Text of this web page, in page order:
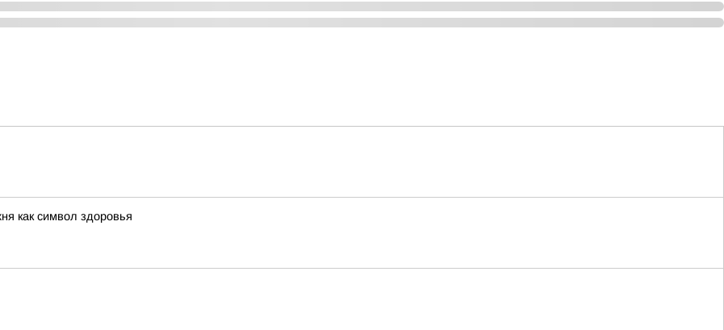
как символ здоровья